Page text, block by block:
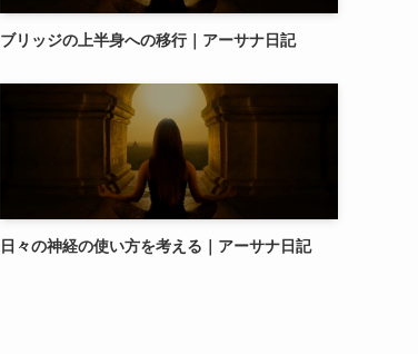
ブリッジの上半身への移行｜アーサナ日記
日々の神経の使い方を考える｜アーサナ日記